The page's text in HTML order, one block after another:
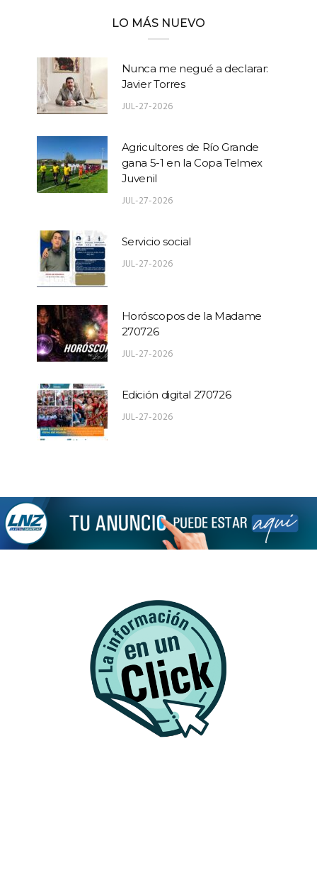
LO MÁS NUEVO
Nunca me negué a declarar:
Javier Torres
JUL-27-2026
Agricultores de Río Grande
gana 5-1 en la Copa Telmex
Juvenil
JUL-27-2026
Servicio social
JUL-27-2026
Horóscopos de la Madame
270726
JUL-27-2026
Edición digital 270726
JUL-27-2026